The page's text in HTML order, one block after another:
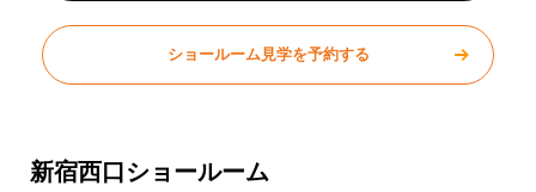
ショールーム見学を予約する
新宿西口ショールーム